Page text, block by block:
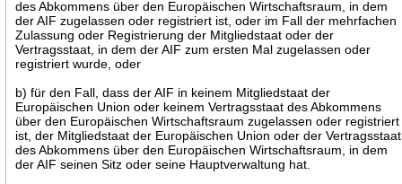
des Abkommens über den Europäischen Wirtschaftsraum, in dem
der AIF zugelassen oder registriert ist, oder im Fall der mehrfachen
Zulassung oder Registrierung der Mitgliedstaat oder der
Vertragsstaat, in dem der AIF zum ersten Mal zugelassen oder
registriert wurde, oder
b) für den Fall, dass der AIF in keinem Mitgliedstaat der
Europäischen Union oder keinem Vertragsstaat des Abkommens
über den Europäischen Wirtschaftsraum zugelassen oder registriert
ist, der Mitgliedstaat der Europäischen Union oder der Vertragsstaat
des Abkommens über den Europäischen Wirtschaftsraum, in dem
der AIF seinen Sitz oder seine Hauptverwaltung hat.